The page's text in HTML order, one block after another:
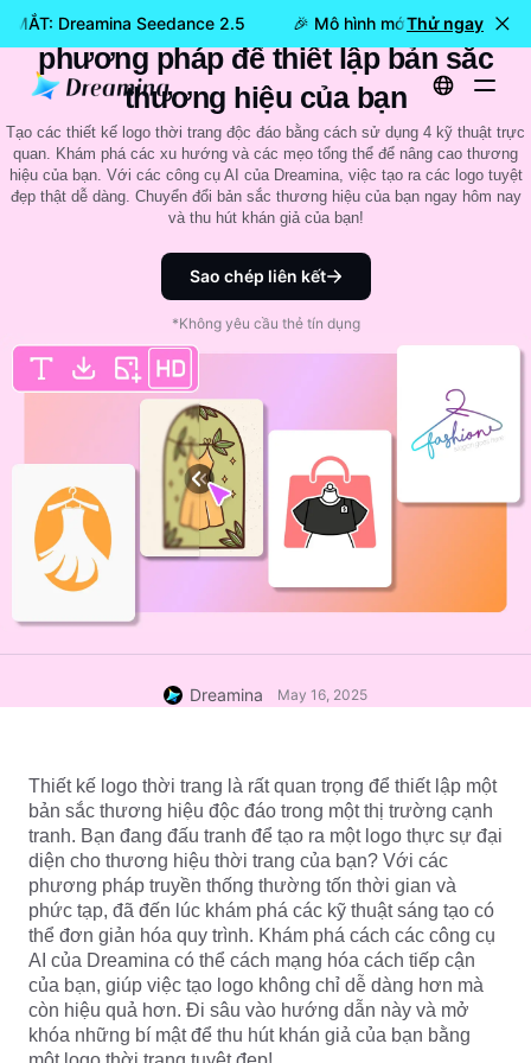
MẮT: Dreamina Seedance 2.5 🎉 Mô hình mới đã RA MẮT:
Thử ngay
Thiết kế logo thời trang bậc thầy: 4
phương pháp để thiết lập bản sắc
thương hiệu của bạn
Tạo các thiết kế logo thời trang độc đáo bằng cách sử dụng 4 kỹ thuật trực
quan. Khám phá các xu hướng và các mẹo tổng thể để nâng cao thương
hiệu của bạn. Với các công cụ AI của Dreamina, việc tạo ra các logo tuyệt
đẹp thật dễ dàng. Chuyển đổi bản sắc thương hiệu của bạn ngay hôm nay
và thu hút khán giả của bạn!
Sao chép liên kết
*Không yêu cầu thẻ tín dụng
Dreamina May 16, 2025
Thiết kế logo thời trang là rất quan trọng để thiết lập một
bản sắc thương hiệu độc đáo trong một thị trường cạnh
tranh. Bạn đang đấu tranh để tạo ra một logo thực sự đại
diện cho thương hiệu thời trang của bạn? Với các
phương pháp truyền thống thường tốn thời gian và
phức tạp, đã đến lúc khám phá các kỹ thuật sáng tạo có
thể đơn giản hóa quy trình. Khám phá cách các công cụ
AI của Dreamina có thể cách mạng hóa cách tiếp cận
của bạn, giúp việc tạo logo không chỉ dễ dàng hơn mà
còn hiệu quả hơn. Đi sâu vào hướng dẫn này và mở
khóa những bí mật để thu hút khán giả của bạn bằng